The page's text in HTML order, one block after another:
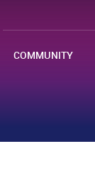
COMMUNITY